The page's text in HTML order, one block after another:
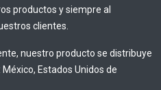
productos y siempre al
clientes.
nuestro producto se distribuye
Estados Unidos de